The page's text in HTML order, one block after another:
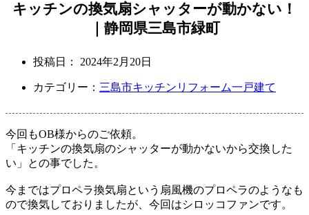
キッチンの換気扇シャッターが動かない！
｜静岡県三島市緑町
投稿日： 2024年2月20日
カテゴリー： 三島市キッチンリフォーム一戸建て
今回もOB様からのご依頼。
「キッチンの換気扇のシャッターが動かないから交換した
い」
との事でした。
今まではプロペラ換気扇という 扇風機のプロペラのようなも
ので換気しておりましたが、 今回はシロッコファンです。